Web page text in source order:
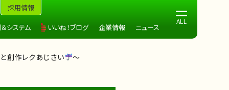
採用情報
システム いいね！ブログ 企業情報 ニュース
と創作レクあじさい ～